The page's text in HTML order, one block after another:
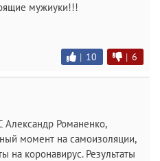
мужиуки!!!
| 10 | 6
Александр Романенко,
момент на самоизоляции,
на коронавирус. Результаты